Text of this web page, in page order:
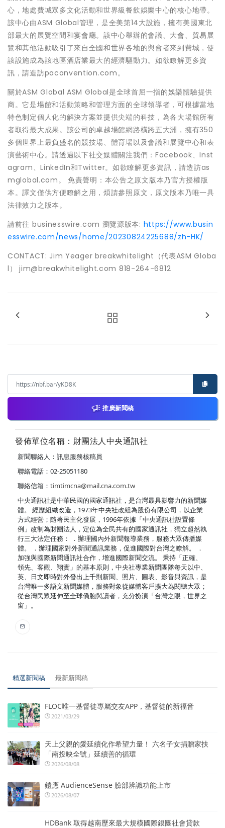
心，地處費城眾多文化活動和世界級餐飲娛樂中心的核心地帶。
該中心由ASM Global管理，是全美第14大設施，擁有美國東北
部最大的展覽空間和宴會廳。該中心舉辦的會議、大會、貿易展
覽和其他活動吸引了來自全國和世界各地的與會者來到費城，使
該設施成為該地區酒店業最大的經濟驅動力。如欲瞭解更多資
訊，請造訪paconvention.com。
關於ASM Global ASM Global是全球首屈一指的娛樂體驗提供
商。它是場館和活動策略和管理方面的全球領導者，可根據當地
特色制定個人化的解決方案並提供尖端的科技，為各大場館所有
者取得最大成果。該公司的卓越場館網路橫跨五大洲，擁有350
多個世界上最負盛名的競技場、體育場以及會議和展覽中心和表
演藝術中心。請透過以下社交媒體關注我們：Facebook、Inst
agram、LinkedIn和Twitter。如欲瞭解更多資訊，請造訪as
mglobal.com。 免責聲明：本公告之原文版本乃官方授權版
本。譯文僅供方便瞭解之用，煩請參照原文，原文版本乃唯一具
法律效力之版本。
請前往 businesswire.com 瀏覽源版本: https://www.busin
esswire.com/news/home/20230824225688/zh-HK/
CONTACT: Jim Yeager breakwhitelight（代表ASM Globa
l） jim@breakwhitelight.com 818-264-6812
推廣新聞稿
發佈單位名稱：財團法人中央通訊社
新聞聯絡人：訊息服務核稿員
聯絡電話：02-25051180
聯絡信箱： timtimcna@mail.cna.com.tw
中央通訊社是中華民國的國家通訊社，是台灣最具影響力的新聞媒
體。 經歷組織改造，1973年中央社改組為股份有限公司，以企業
方式經營；隨著民主化發展，1996年依據「中央通訊社設置條
例」改制為財團法人，定位為全民共有的國家通訊社，獨立超然執
行三大法定任務： ．辦理國內外新聞報導業務，服務大眾傳播媒
體。 ．辦理國家對外新聞通訊業務，促進國際對台灣之瞭解。 ．
加強與國際新聞通訊社合作，增進國際新聞交流。 秉持「正確、
領先、客觀、翔實」的基本原則，中央社專業新聞團隊每天以中、
英、日文即時對外發出上千則新聞、照片、圖表、影音與資訊，是
台灣唯一多語文新聞媒體，服務對象從媒體客戶擴大為閱聽大眾；
從台灣民眾延伸至全球僑胞與讀者，充分扮演「台灣之眼，世界之
窗」。
精選新聞稿 最新新聞稿
FLOC唯一基督徒專屬交友APP，基督徒的新福音
2021/03/29
天上父親的愛延續化作希望力量！ 六名子女捐贈家扶
「南投映全號」延續善的循環
2026/08/08
鎧應 AudienceSense 臉部辨識功能上市
2026/08/07
HDBank 取得越南歷來最大規模國際銀團社會貸款